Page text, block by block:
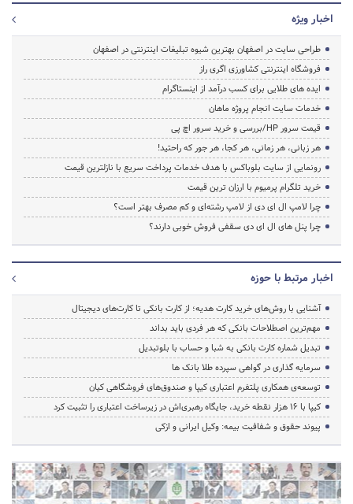
اخبار ویژه
طراحی سایت در اصفهان بهترین شیوه تبلیغات اینترنتی در اصفهان
فروشگاه اینترنتی کشاورزی اگری راز
ایده های طلایی برای کسب درآمد از اینستاگرام
خدمات سایت انجام پروژه ماهان
قیمت سرور HP/بررسی و خرید سرور اچ پی
هر زبانی، هر زمانی، هر کجا، هر جور که راحتید!
رونمایی از سایت بلوباکس با هدف خدمات پرداخت سریع با نازلترین قیمت
خرید تلگرام پرمیوم با ارزان ترین قیمت
چرا لامپ ال ای دی از لامپ رشته‌ای و کم مصرف بهتر است؟
چرا پنل های ال ای دی سقفی فروش خوبی دارند؟
اخبار مرتبط با حوزه
آشنایی با روش‌های خرید کارت هدیه؛ از کارت بانکی تا کارت‌های دیجیتال
مهم‌ترین اصطلاحات بانکی که هر فردی باید بداند
تبدیل شماره کارت بانکی به شبا و حساب با بلوتبدیل
سرمایه گذاری در گواهی سپرده طلا بانک ها
توسعه‌ی همکاری‌ پلتفرم اعتباری کیپا و صندوق‌های فروشگاهی کیان
کیپا با ۱۶ هزار نقطه خرید، جایگاه رهبری‌اش در زیرساخت اعتباری را تثبیت کرد
پیوند حقوق و شفافیت بیمه: وکیل ایرانی و ازکی